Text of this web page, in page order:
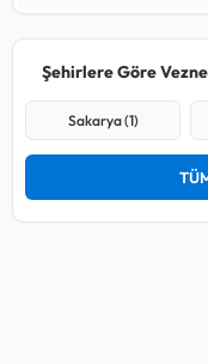
Şehirlere Göre
Sakarya (1)